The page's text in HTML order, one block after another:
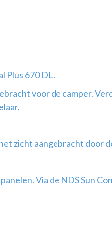
Plus 670 DL.
voor de camper.
zicht aangebracht door
Via de NDS Sun